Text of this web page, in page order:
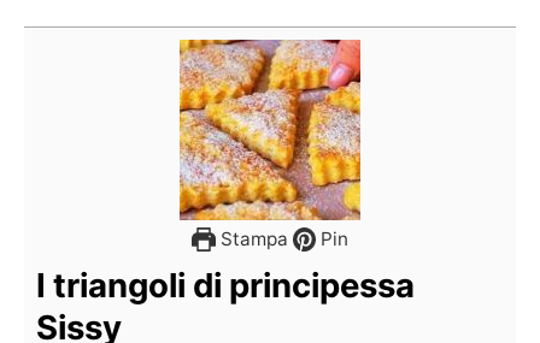
Stampa Pin
I triangoli di principessa
Sissy